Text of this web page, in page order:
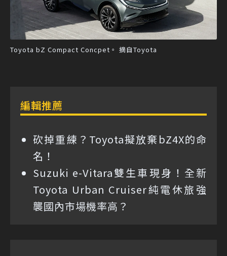
Toyota bZ Compact Concpet。 摘自Toyota
編輯推薦
砍掉重練？Toyota擬放棄bZ4X的命
名！
Suzuki e-Vitara雙生車現身！全新
Toyota Urban Cruiser純電休旅強
襲國內市場機率高？